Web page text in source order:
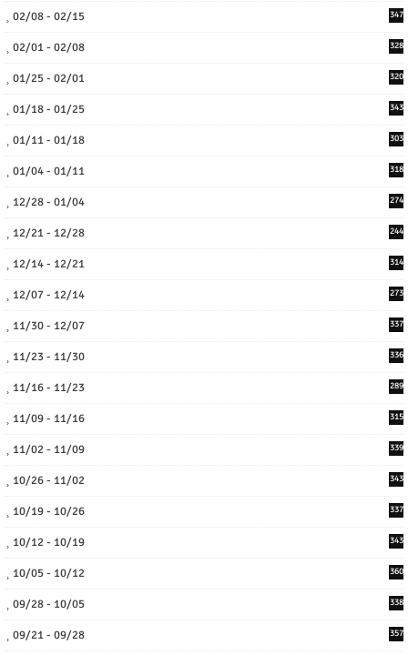
02/08 - 02/15 347
02/01 - 02/08 328
01/25 - 02/01 320
01/18 - 01/25 343
01/11 - 01/18 303
01/04 - 01/11 318
12/28 - 01/04 274
12/21 - 12/28 244
12/14 - 12/21 314
12/07 - 12/14 273
11/30 - 12/07 337
11/23 - 11/30 336
11/16 - 11/23 289
11/09 - 11/16 315
11/02 - 11/09 339
10/26 - 11/02 343
10/19 - 10/26 337
10/12 - 10/19 343
10/05 - 10/12 360
09/28 - 10/05 338
09/21 - 09/28 357